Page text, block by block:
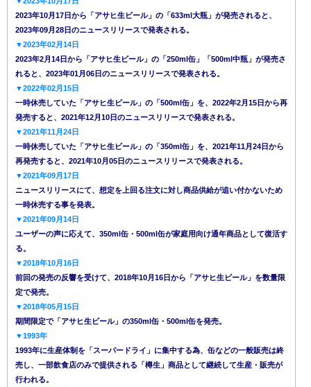
2023年10月17日から「アサヒ生ビール」の「633ml大瓶」が発売されると、
2023年09月28日のニュースリリースで発表される。
▼2023年02月14日
2023年2月14日から「アサヒ生ビール」の「250ml缶」「500ml中瓶」が発売さ
れると、2023年01月06日のニュースリリースで発表される。
▼2022年02月15日
一時休売していた「アサヒ生ビール」の「500ml缶」を、2022年2月15日から再
発売すると、2021年12月10日のニュースリリースで発表される。
▼2021年11月24日
一時休売していた「アサヒ生ビール」の「350ml缶」を、2021年11月24日から
再発売すると、2021年10月05日のニュースリリースで発表される。
▼2021年09月17日
ニュースリリースにて、想定を上回る注文に対し商品供給が追い付かないため
一時休売する事を発表。
▼2021年09月14日
ユーザーの声に応えて、350ml缶・500ml缶が家庭用向け通年商品として復活す
る。
▼2018年10月16日
前回の発売の反響を受けて、2018年10月16日から「アサヒ生ビール」を数量限
定で発売。
▼2018年05月15日
期間限定で「アサヒ生ビール」の350ml缶・500ml缶を発売。
▼1993年
1993年に生産体制を「スーパードライ」に集中する為、缶などの一般販売は終
売し、一部飲食店のみで提供される「樽生」商品として継続して生産・販売が
行われる。